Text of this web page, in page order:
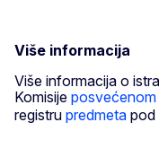
Više informacija
Više informacija o
Komisije
registru predmeta pod